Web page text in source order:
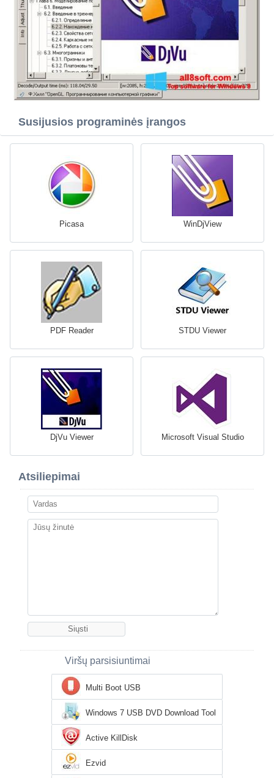
Susijusios programinės įrangos
Picasa WinDjView
PDF Reader STDU Viewer
DjVu Viewer Microsoft Visual Studio
Atsiliepimai
Viršų parsisiuntimai
Multi Boot USB
Windows 7 USB DVD Download Tool
Active KillDisk
Ezvid